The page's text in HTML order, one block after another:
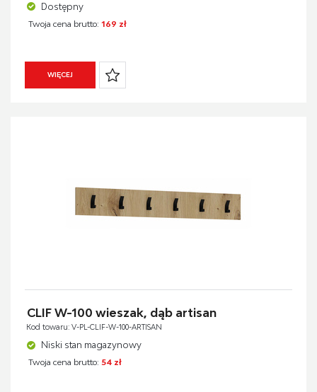
Dostępny
Twoja cena brutto: 169 zł
WIĘCEJ
CLIF W-100 wieszak, dąb artisan
Kod towaru: V-PL-CLIF-W-100-ARTISAN
Niski stan magazynowy
Twoja cena brutto: 54 zł